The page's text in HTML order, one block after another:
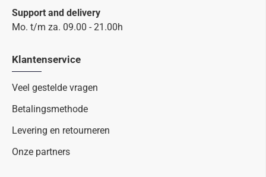
Support and delivery
Mo. t/m za. 09.00 - 21.00h
Klantenservice
Veel gestelde vragen
Betalingsmethode
Levering en retourneren
Onze partners